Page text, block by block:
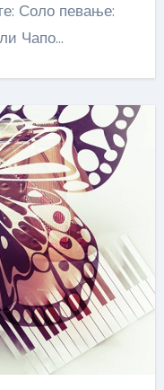
Соло певање:
Чапо…